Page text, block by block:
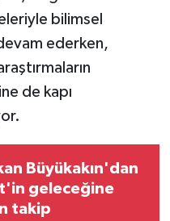
bilimsel
ederken,
de kapı
Büyükakın'dan
geleceğine
takip